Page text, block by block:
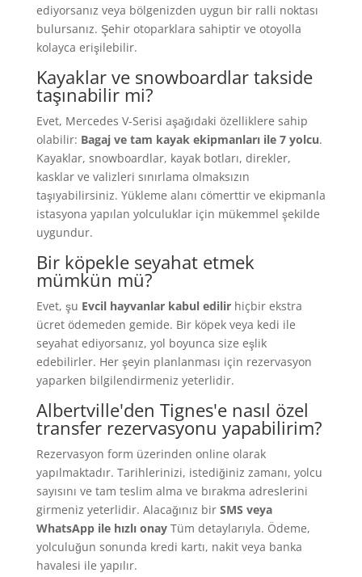
ediyorsanız veya bölgenizden uygun bir ralli noktası
bulursanız. Şehir otoparklara sahiptir ve otoyolla
kolayca erişilebilir.
Kayaklar ve snowboardlar takside
taşınabilir mi?
Evet, Mercedes V-Serisi aşağıdaki özelliklere sahip
olabilir: Bagaj ve tam kayak ekipmanları ile 7 yolcu.
Kayaklar, snowboardlar, kayak botları, direkler,
kasklar ve valizleri sınırlama olmaksızın
taşıyabilirsiniz. Yükleme alanı cömerttir ve ekipmanla
istasyona yapılan yolculuklar için mükemmel şekilde
uygundur.
Bir köpekle seyahat etmek
mümkün mü?
Evet, şu Evcil hayvanlar kabul edilirhiçbir ekstra
ücret ödemeden gemide. Bir köpek veya kedi ile
seyahat ediyorsanız, yol boyunca size eşlik
edebilirler. Her şeyin planlanması için rezervasyon
yaparken bilgilendirmeniz yeterlidir.
Albertville'den Tignes'e nasıl özel
transfer rezervasyonu yapabilirim?
Rezervasyon form üzerinden online olarak
yapılmaktadır. Tarihlerinizi, istediğiniz zamanı, yolcu
sayısını ve tam teslim alma ve bırakma adreslerini
girmeniz yeterlidir. Alacağınız bir SMS veya
WhatsApp ile hızlı onayTüm detaylarıyla. Ödeme,
yolculuğun sonunda kredi kartı, nakit veya banka
havalesi ile yapılır.